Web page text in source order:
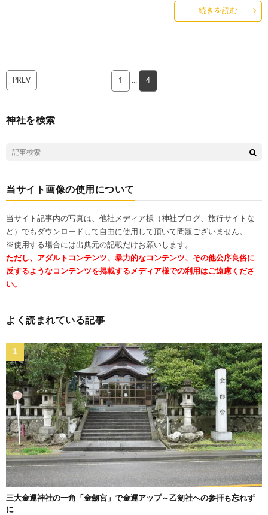
続きを読む
PREV 1 … 4
神社を検索
当サイト画像の使用について
当サイト記事内の写真は、他社メディア様（神社ブログ、旅行サイトな
ど）でもダウンロードして自由に使用して頂いて問題ございません。
※使用する場合には出典元の記載だけお願いします。
ただし、アダルトコンテンツ、暴力的なコンテンツ、その他公序良俗に
反するようなコンテンツを掲載するメディア様での利用はご遠慮くださ
い。
よく読まれている記事
三大金運神社の一角「金劔宮」で金運アップ～乙剱社への参拝も忘れず
に